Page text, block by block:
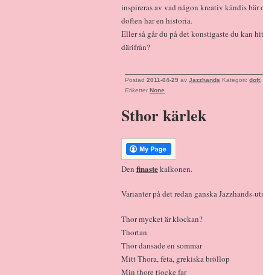
inspireras av vad någon kreativ kändis
doften har en historia.
Eller så går du på det konstigaste du kan
därifrån?
Postad 2011-04-29 av Jazzhands Kategori: doft
Etiketter None
Sthor kärlek
Den finastekalkonen.
Varianter på det redan ganska Jazzhands-
Thor mycket är klockan?
Thortan
Thor dansade en sommar
Mitt Thora, feta, grekiska bröllop
Min thore tjocke far